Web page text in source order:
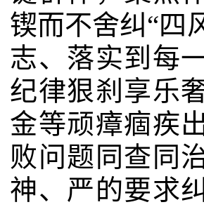
锲而不舍纠“四
志、落实到每
纪律狠刹享乐
金等顽瘴痼疾
败问题同查同
神、严的要求